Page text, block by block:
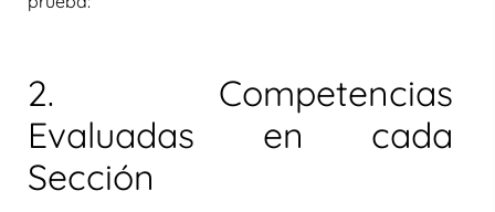
2. Competencias
Evaluadas en cada
Sección